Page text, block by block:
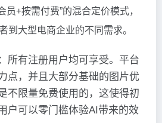
员+按需付费”的混合定价模式，
到大型电商企业的不同需求。
所有注册用户均可享受。平台
点，并且大部分基础的图片优
不限量免费使用的，这使得初
户可以零门槛体验AI带来的效